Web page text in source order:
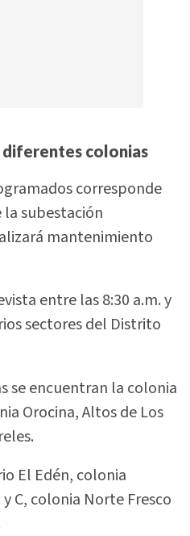
colonias
corresponde
subestación
mantenimiento
entre las 8:30 a.m. y
sectores del Distrito
se encuentran la colonia
Orocina, Altos de Los
El Edén, colonia
C, colonia Norte Fresco